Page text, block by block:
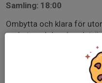
Samling: 18:00
Ombytta och klara för
ombyte och